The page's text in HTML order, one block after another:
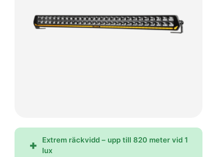
Extrem räckvidd – upp till 820 meter vid 1
lux